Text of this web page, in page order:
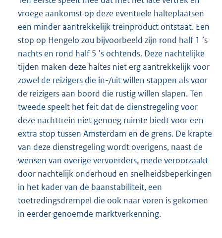
vroege aankomst op deze eventuele halteplaatsen
een minder aantrekkelijk treinproduct ontstaat. Een
stop op Hengelo zou bijvoorbeeld zijn rond half 1 ’s
nachts en rond half 5 ’s ochtends. Deze nachtelijke
tijden maken deze haltes niet erg aantrekkelijk voor
zowel de reizigers die in-/uit willen stappen als voor
de reizigers aan boord die rustig willen slapen. Ten
tweede speelt het feit dat de dienstregeling voor
deze nachttrein niet genoeg ruimte biedt voor een
extra stop tussen Amsterdam en de grens. De krapte
van deze dienstregeling wordt overigens, naast de
wensen van overige vervoerders, mede veroorzaakt
door nachtelijk onderhoud en snelheidsbeperkingen
in het kader van de baanstabiliteit, een
toetredingsdrempel die ook naar voren is gekomen
in eerder genoemde marktverkenning.